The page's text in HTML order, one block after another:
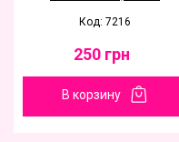
Код: 7216
250 грн
В корзину